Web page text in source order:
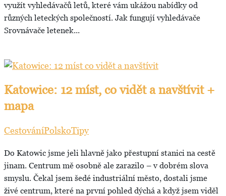
využít vyhledávačů letů, které vám ukážou nabídky od
různých leteckých společností. Jak fungují vyhledávače
Srovnávače letenek...
Katowice: 12 míst, co vidět a navštívit +
mapa
CestováníPolskoTipy
Do Katowic jsme jeli hlavně jako přestupní stanici na cestě
jinam. Centrum mě osobně ale zarazilo – v dobrém slova
smyslu. Čekal jsem šedé industriální město, dostali jsme
živé centrum, které na první pohled dýchá a když jsem viděl